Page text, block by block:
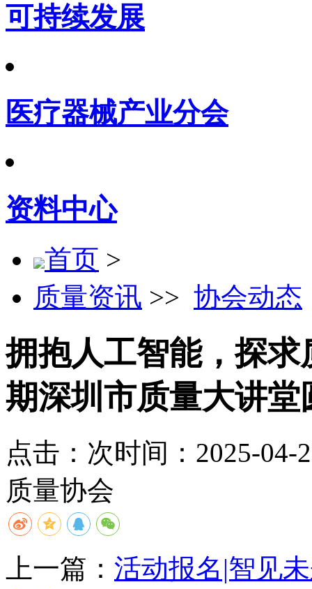
可持续发展
医疗器械产业分会
资料中心
首页 >
质量资讯 >> 协会动态
拥抱人工智能，探
期深圳市质量大讲堂
点击： 次时间：2025-04-
质量协会
上一篇： 活动报名|智见